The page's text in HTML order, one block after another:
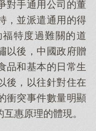
對手通用公司的董
，並派遣通用的得
特度過難關的道
以後，中國政府贈
品和基本的日常生
後，以往針對住在
衝突事件數量明顯
惠原理的體現。